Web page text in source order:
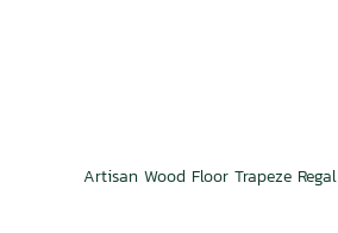
Artisan Wood Floor Trapeze Regal